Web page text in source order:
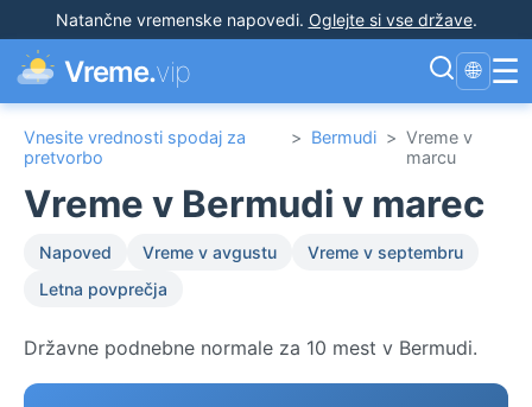
Natančne vremenske napovedi. Oglejte si vse države.
Vreme.vip 🌐 ☰
Vnesite vrednosti spodaj za
pretvorbo
> Bermudi > Vreme v
marcu
Vreme v Bermudi v marec
Napoved Vreme v avgustu
Vreme v septembru
Letna povprečja
Državne podnebne normale za 10 mest v Bermudi.